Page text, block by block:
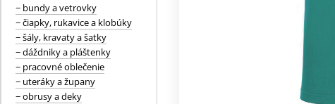
− bundy a vetrovky
− čiapky, rukavice a klobúky
− šály, kravaty a šatky
− dáždniky a pláštenky
− pracovné oblečenie
− uteráky a župany
− obrusy a deky